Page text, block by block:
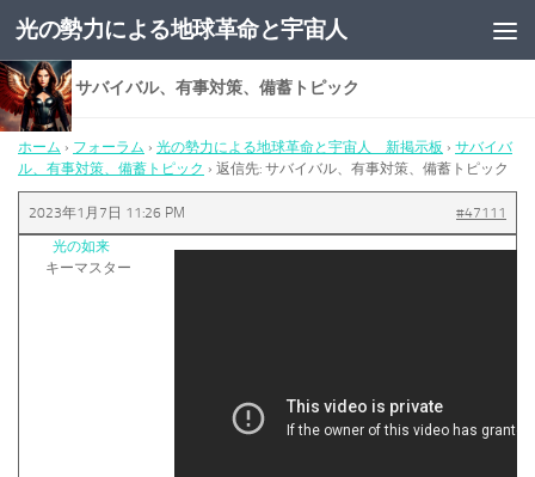
コンテンツへスキップ
光の勢力による地球革命と宇宙人
返信先: サバイバル、有事対策、備蓄トピック
ホーム › フォーラム › 光の勢力による地球革命と宇宙人 新掲示板 › サバイバ
ル、有事対策、備蓄トピック › 返信先: サバイバル、有事対策、備蓄トピック
2023年1月7日 11:26 PM
#47111
光の如来
キーマスター